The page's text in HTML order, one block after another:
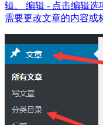
辑。 编辑 - 点击编辑
需要更改文章的内容或